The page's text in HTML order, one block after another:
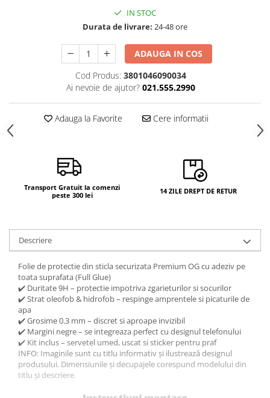
IN STOC
Durata de livrare: 24-48 ore
ADAUGA IN COS
Cod Produs: 3801046090034
Ai nevoie de ajutor? 021.555.2990
Adauga la Favorite Cere informatii
Transport Gratuit la comenzi
peste 300 lei
14 ZILE DREPT DE RETUR
Descriere
Folie de protectie din sticla securizata Premium OG cu adeziv pe
toata suprafata (Full Glue)
✔️ Duritate 9H – protectie impotriva zgarieturilor si socurilor
✔️ Strat oleofob & hidrofob – respinge amprentele si picaturile de
apa
✔️ Grosime 0.3 mm – discret si aproape invizibil
✔️ Margini negre – se integreaza perfect cu designul telefonului
✔️ Kit inclus – servetel umed, uscat si sticker pentru praf
INFO: Imaginile sunt cu titlu informativ și ilustrează designul
produsului. Dimensiunile și decupajele corespund modelului din
titlu și descriere.